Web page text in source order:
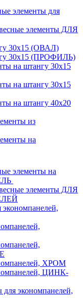
элементы для
элементы ДЛЯ
30х15 (ОВАЛ)
30х15 (ПРОФИЛЬ)
на штангу 30х15
на штангу 30х15
на штангу 40х20
из
на
элементы на
элементы ДЛЯ
ХРОМ
ЦИНК-
экономпанелей,